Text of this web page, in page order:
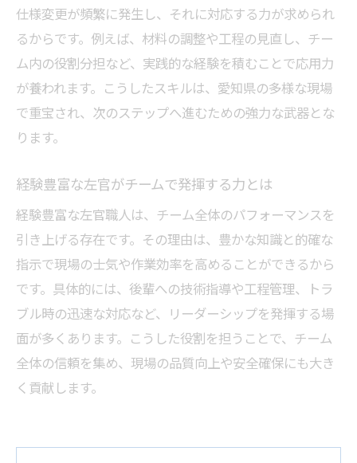
仕様変更が頻繁に発生し、それに対応する力が求められ
るからです。例えば、材料の調整や工程の見直し、チー
ム内の役割分担など、実践的な経験を積むことで応用力
が養われます。こうしたスキルは、愛知県の多様な現場
で重宝され、次のステップへ進むための強力な武器とな
ります。
経験豊富な左官がチームで発揮する力とは
経験豊富な左官職人は、チーム全体のパフォーマンスを
引き上げる存在です。その理由は、豊かな知識と的確な
指示で現場の士気や作業効率を高めることができるから
です。具体的には、後輩への技術指導や工程管理、トラ
ブル時の迅速な対応など、リーダーシップを発揮する場
面が多くあります。こうした役割を担うことで、チーム
全体の信頼を集め、現場の品質向上や安全確保にも大き
く貢献します。